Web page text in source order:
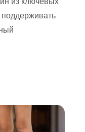
поддерживать